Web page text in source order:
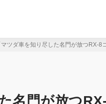
マツダ車を知り尽した名門が放つRX-
名門が放つ